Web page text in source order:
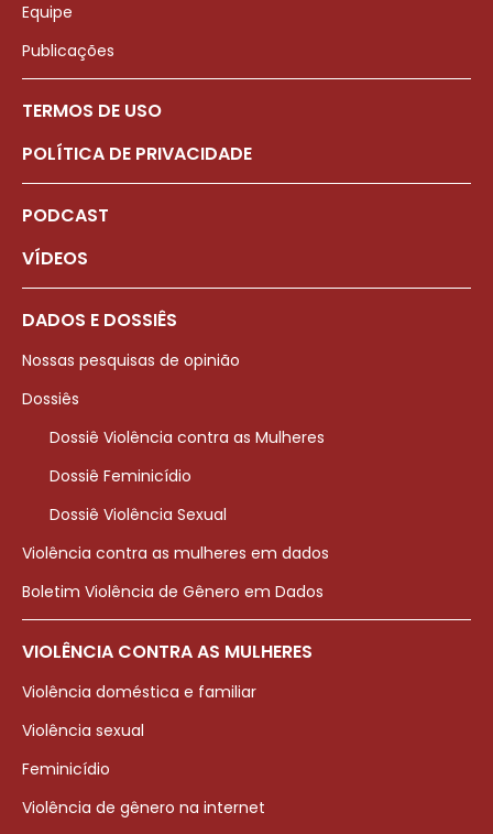
Equipe
Publicações
TERMOS DE USO
POLÍTICA DE PRIVACIDADE
PODCAST
VÍDEOS
DADOS E DOSSIÊS
Nossas pesquisas de opinião
Dossiês
Dossiê Violência contra as Mulheres
Dossiê Feminicídio
Dossiê Violência Sexual
Violência contra as mulheres em dados
Boletim Violência de Gênero em Dados
VIOLÊNCIA CONTRA AS MULHERES
Violência doméstica e familiar
Violência sexual
Feminicídio
Violência de gênero na internet